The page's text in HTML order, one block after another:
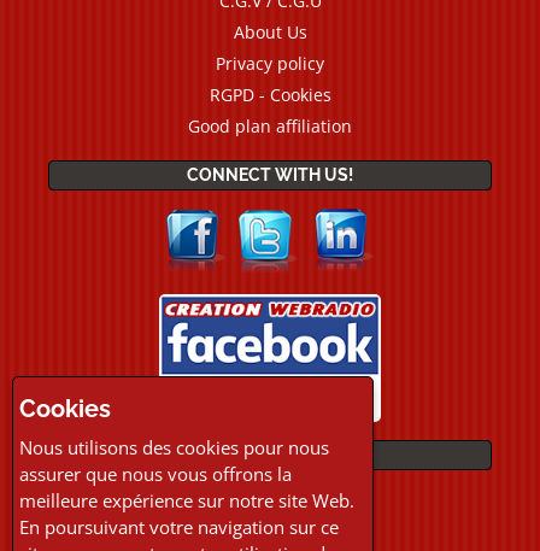
About Us
Privacy policy
RGPD - Cookies
Good plan affiliation
CONNECT WITH US!
PAYMENTS
Cookies
Nous utilisons des cookies pour nous
assurer que nous vous offrons la
meilleure expérience sur notre site Web.
En poursuivant votre navigation sur ce